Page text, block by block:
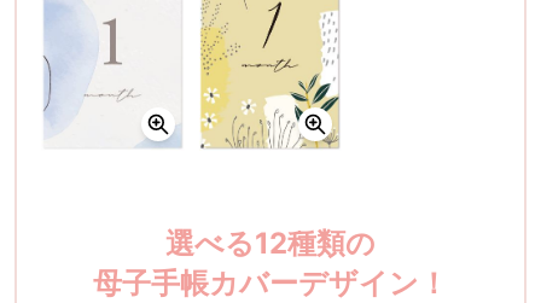
選べる12種類の
母子手帳カバーデザイン！